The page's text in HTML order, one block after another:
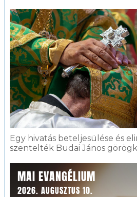
Egy hivatás beteljesülése és
szentelték Budai János
MAI EVANGÉLIUM
2026. AUGUSZTUS 10.